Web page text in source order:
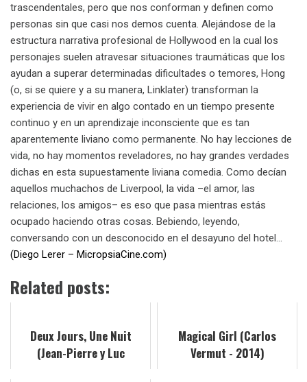
trascendentales, pero que nos conforman y definen como
personas sin que casi nos demos cuenta. Alejándose de la
estructura narrativa profesional de Hollywood en la cual los
personajes suelen atravesar situaciones traumáticas que los
ayudan a superar determinadas dificultades o temores, Hong
(o, si se quiere y a su manera, Linklater) transforman la
experiencia de vivir en algo contado en un tiempo presente
continuo y en un aprendizaje inconsciente que es tan
aparentemente liviano como permanente. No hay lecciones de
vida, no hay momentos reveladores, no hay grandes verdades
dichas en esta supuestamente liviana comedia. Como decían
aquellos muchachos de Liverpool, la vida –el amor, las
relaciones, los amigos– es eso que pasa mientras estás
ocupado haciendo otras cosas. Bebiendo, leyendo,
conversando con un desconocido en el desayuno del hotel…
(Diego Lerer – MicropsiaCine.com)
Related posts:
Deux Jours, Une Nuit
(Jean-Pierre y Luc
Magical Girl (Carlos
Vermut - 2014)